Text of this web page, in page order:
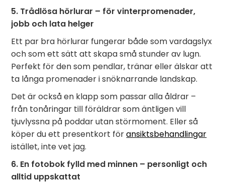
5. Trådlösa hörlurar – för vinterpromenader,
jobb och lata helger
Ett par bra hörlurar fungerar både som vardagslyx
och som ett sätt att skapa små stunder av lugn.
Perfekt för den som pendlar, tränar eller älskar att
ta långa promenader i snöknarrande landskap.
Det är också en klapp som passar alla åldrar –
från tonåringar till föräldrar som äntligen vill
tjuvlyssna på poddar utan störmoment. Eller så
köper du ett presentkort föransiktsbehandlingar
istället, inte vet jag.
6. En fotobok fylld med minnen – personligt och
alltid uppskattat